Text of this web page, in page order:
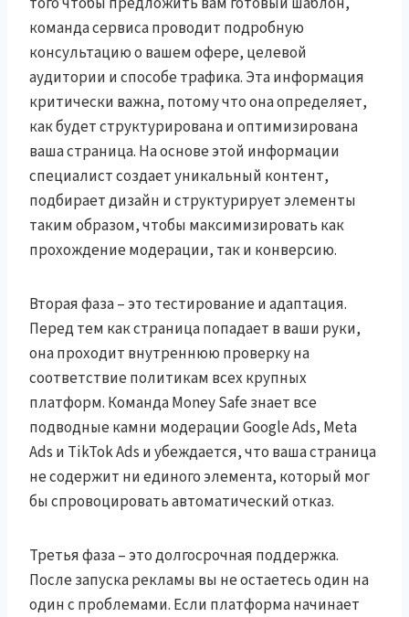
команда сервиса проводит подробную
консультацию о вашем офере, целевой
аудитории и способе трафика. Эта информация
критически важна, потому что она определяет,
как будет структурирована и оптимизирована
ваша страница. На основе этой информации
специалист создает уникальный контент,
подбирает дизайн и структурирует элементы
таким образом, чтобы максимизировать как
прохождение модерации, так и конверсию.
Вторая фаза – это тестирование и адаптация.
Перед тем как страница попадает в ваши руки,
она проходит внутреннюю проверку на
соответствие политикам всех крупных
платформ. Команда Money Safe знает все
подводные камни модерации Google Ads, Meta
Ads и TikTok Ads и убеждается, что ваша страница
не содержит ни единого элемента, который мог
бы спровоцировать автоматический отказ.
Третья фаза – это долгосрочная поддержка.
После запуска рекламы вы не остаетесь один на
один с проблемами. Если платформа начинает